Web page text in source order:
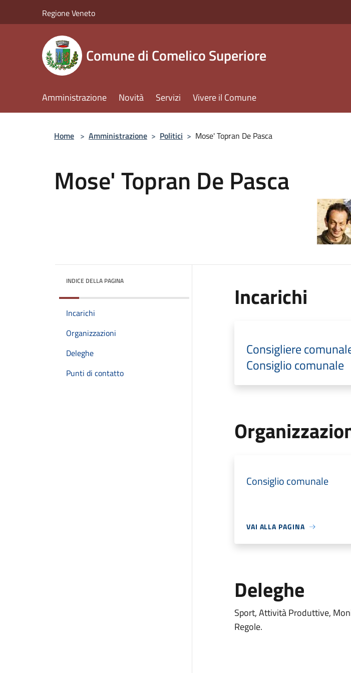
Regione Veneto
Comune di Comelico Superiore
Amministrazione Novità Servizi Vivere il Comune
Home > Amministrazione > Politici > Mose' Topran De Pasca
Mose' Topran De Pasca
INDICE DELLA PAGINA
Incarichi
Organizzazioni
Deleghe
Punti di contatto
Incarichi
Consigliere
Consiglio comunale
Consiglio comunale
VAI ALLA PAGINA
Deleghe
Sport, Attività Produttive,
Regole.